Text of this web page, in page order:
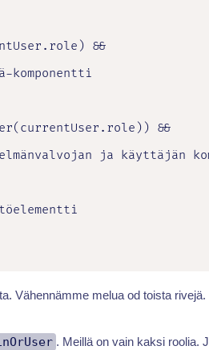
&&
komponentti
&&
ja käyttäjän
Vähennämme melua od toista
. Meillä on vain kaksi roolia.